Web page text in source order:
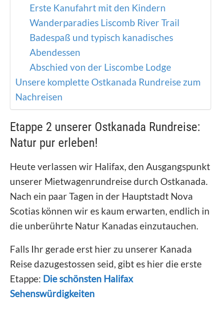
Erste Kanufahrt mit den Kindern
Wanderparadies Liscomb River Trail
Badespaß und typisch kanadisches
Abendessen
Abschied von der Liscombe Lodge
Unsere komplette Ostkanada Rundreise zum
Nachreisen
Etappe 2 unserer Ostkanada Rundreise:
Natur pur erleben!
Heute verlassen wir Halifax, den Ausgangspunkt
unserer Mietwagenrundreise durch Ostkanada.
Nach ein paar Tagen in der Hauptstadt Nova
Scotias können wir es kaum erwarten, endlich in
die unberührte Natur Kanadas einzutauchen.
Falls Ihr gerade erst hier zu unserer Kanada
Reise dazugestossen seid, gibt es hier die erste
Etappe: Die schönsten Halifax
Sehenswürdigkeiten